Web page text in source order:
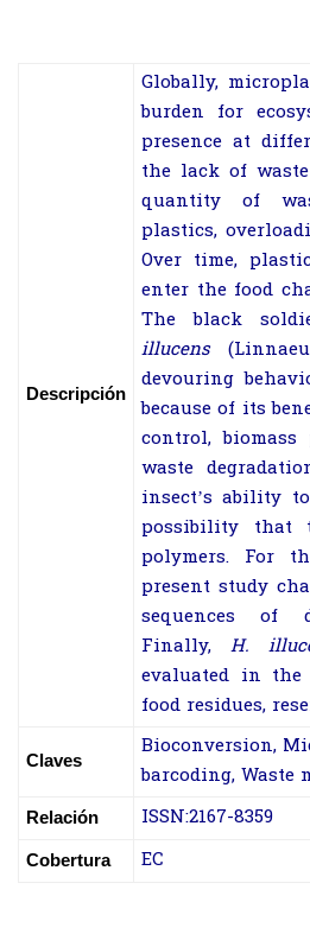
Descripción
Globally,
burden for
presence at
the lack of
quantity of
plastics,
Over time,
enter the food
The black
illucens
devouring
because of its
control,
waste
insect’s ability
possibility that
polymers. For
present study
sequences of
Finally, H.
evaluated in the
food residues,
Claves
Bioconversion,
barcoding, Waste
Relación ISSN:2167-8359
Cobertura EC